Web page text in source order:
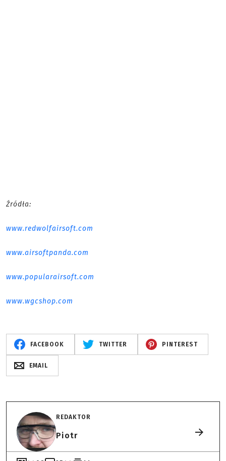
Źródła:
www.redwolfairsoft.com
www.airsoftpanda.com
www.popularairsoft.com
www.wgcshop.com
FACEBOOK TWITTER PINTEREST
EMAIL
REDAKTOR
Piotr